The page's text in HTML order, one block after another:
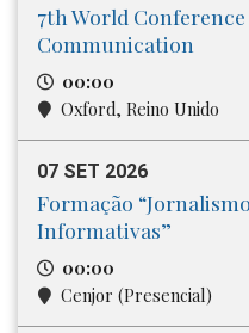
7th World
Communication
00:00
Oxford, Reino Unido
07 SET 2026
Formação
Informativas”
00:00
Cenjor (Presencial)